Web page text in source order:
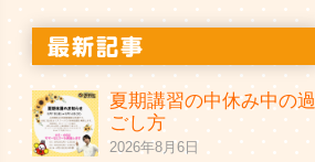
夏期講習の中休み中の過
ごし方
2026年8月6日